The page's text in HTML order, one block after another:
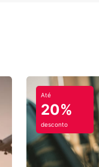
Até
20%
desconto